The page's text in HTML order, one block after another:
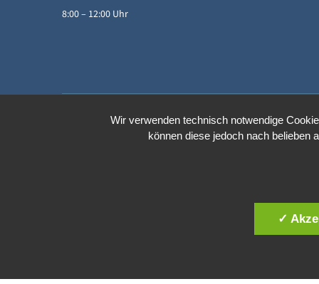
8:00 – 12:00 Uhr
Wir verwenden technisch notwendige
können diese jedoch nach belieben
✓